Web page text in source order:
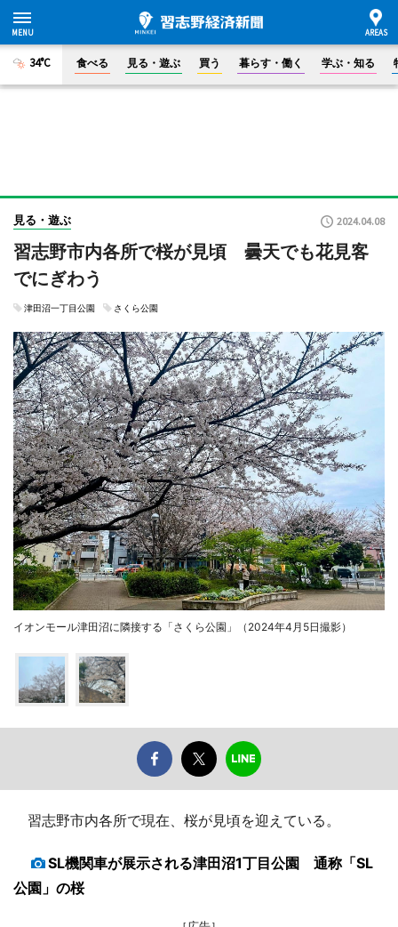
34°C 食べる 見る・遊ぶ 買う 暮らす・働く 学ぶ・知る
見る・遊ぶ 2024.04.08
習志野市内各所で桜が見頃 曇天でも花見客
でにぎわう
津田沼一丁目公園 さくら公園
イオンモール津田沼に隣接する「さくら公園」（2024年4月5日撮影）
習志野市内各所で現在、桜が見頃を迎えている。
SL機関車が展示される津田沼1丁目公園 通称「SL
公園」の桜